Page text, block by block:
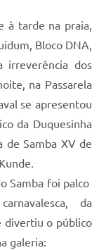
à tarde na praia,
Bloco DNA,
irreverência dos
na Passarela
se apresentou
da Duquesinha
de Samba XV de
Samba foi palco
da
divertiu o público
galeria: